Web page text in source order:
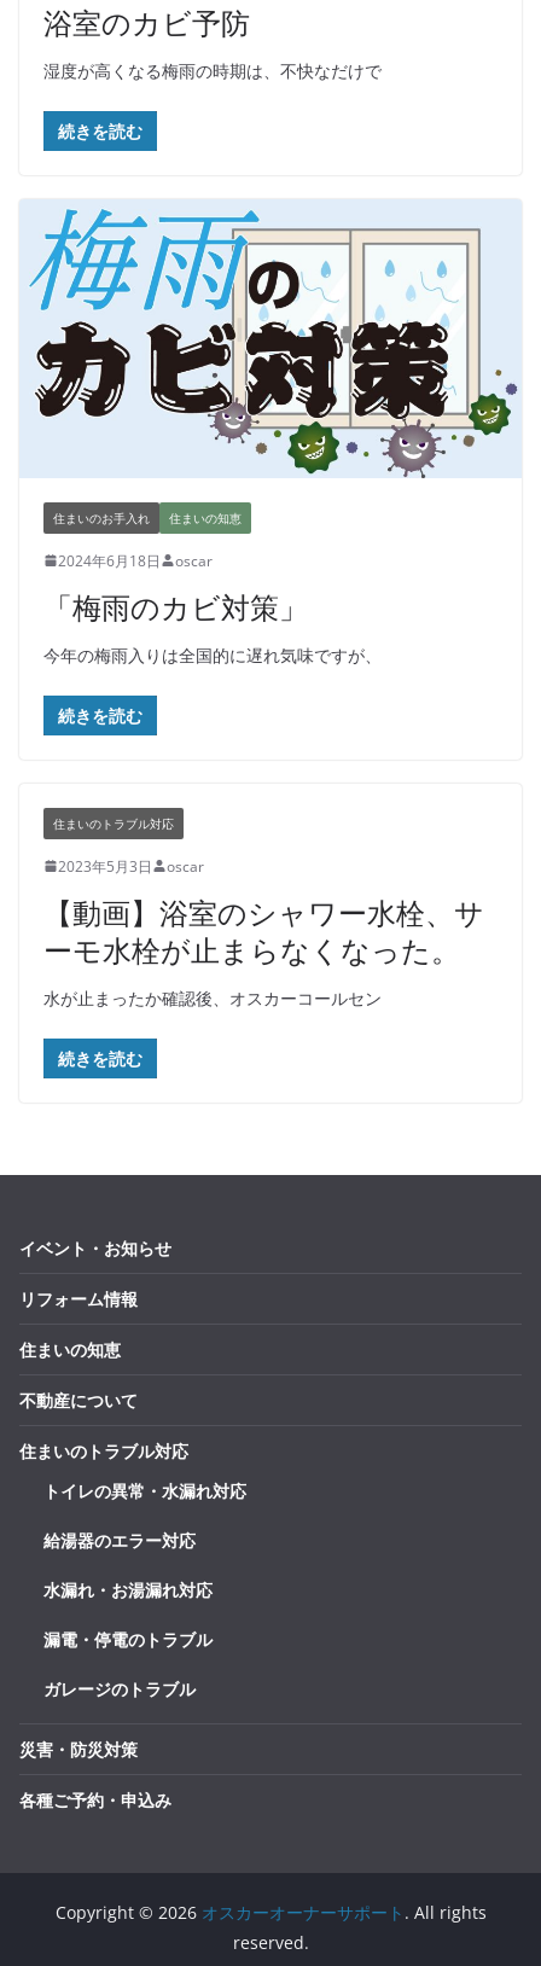
浴室のカビ予防
湿度が高くなる梅雨の時期は、不快なだけで
続きを読む
住まいのお手入れ 住まいの知恵
2024年6月18日 oscar
「梅雨のカビ対策」
今年の梅雨入りは全国的に遅れ気味ですが、
続きを読む
住まいのトラブル対応
2023年5月3日 oscar
【動画】浴室のシャワー水栓、サ
ーモ水栓が止まらなくなった。
水が止まったか確認後、オスカーコールセン
続きを読む
イベント・お知らせ
リフォーム情報
住まいの知恵
不動産について
住まいのトラブル対応
トイレの異常・水漏れ対応
給湯器のエラー対応
水漏れ・お湯漏れ対応
漏電・停電のトラブル
ガレージのトラブル
災害・防災対策
各種ご予約・申込み
Copyright © 2026 オスカーオーナーサポート . All rights
reserved.